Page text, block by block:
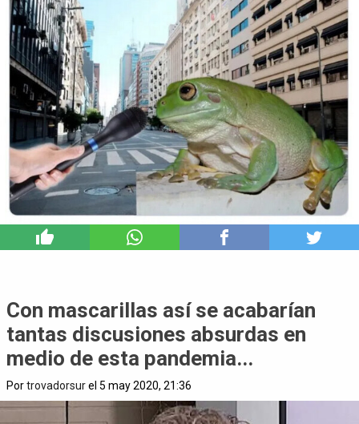
Con mascarillas así se acabarían
tantas discusiones absurdas en
medio de esta pandemia...
Portrovadorsurel 5 may 2020, 21:36